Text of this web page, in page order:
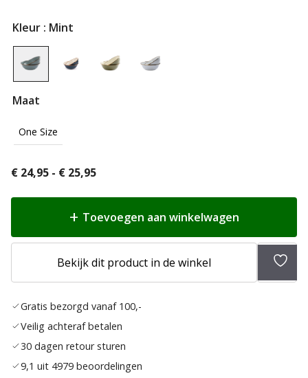
Kleur : Mint
Maat
One Size
€ 24,95 - € 25,95Prijsklasse:
€ 25,95
Toevoegen aan winkelwagen
Bekijk dit product in de winkel
Gratis bezorgd vanaf 100,-
Veilig achteraf betalen
30 dagen retour sturen
9,1 uit 4979 beoordelingen